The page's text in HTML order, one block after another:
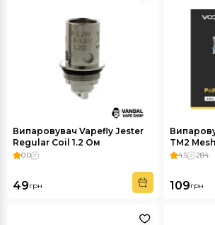
Випаровувач Vapefly Jester
Regular Coil 1.2 Ом
0.0
49грн
TM2
(Original)
4.5 284
109грн